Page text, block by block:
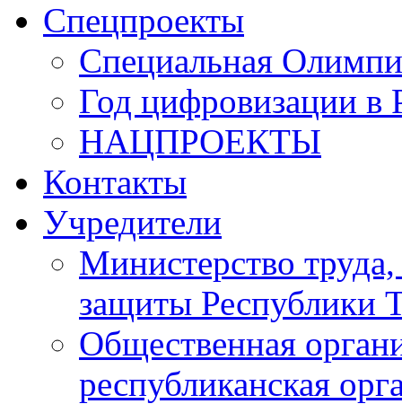
Спецпроекты
Специальная
Год цифровизации в
НАЦПРОЕКТЫ
Контакты
Учредители
Министерство
защиты Республики
Общественная
республиканская